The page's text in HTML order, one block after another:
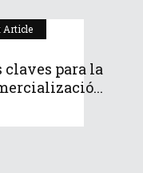
Article
claves para la